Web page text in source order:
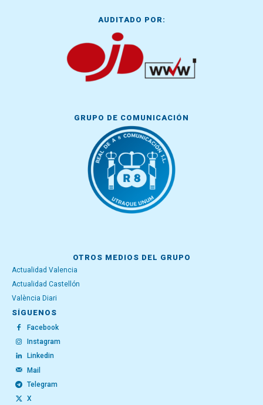
AUDITADO POR:
GRUPO DE COMUNICACIÓN
OTROS MEDIOS DEL GRUPO
Actualidad Valencia
Actualidad Castellón
València Diari
SÍGUENOS
Facebook
Instagram
Linkedin
Mail
Telegram
X